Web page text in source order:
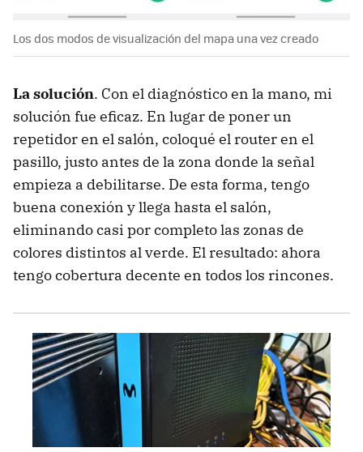
Los dos modos de visualización del mapa una vez creado
La solución. Con el diagnóstico en la mano, mi
solución fue eficaz. En lugar de poner un
repetidor en el salón, coloqué el router en el
pasillo, justo antes de la zona donde la señal
empieza a debilitarse. De esta forma, tengo
buena conexión y llega hasta el salón,
eliminando casi por completo las zonas de
colores distintos al verde. El resultado: ahora
tengo cobertura decente en todos los rincones.